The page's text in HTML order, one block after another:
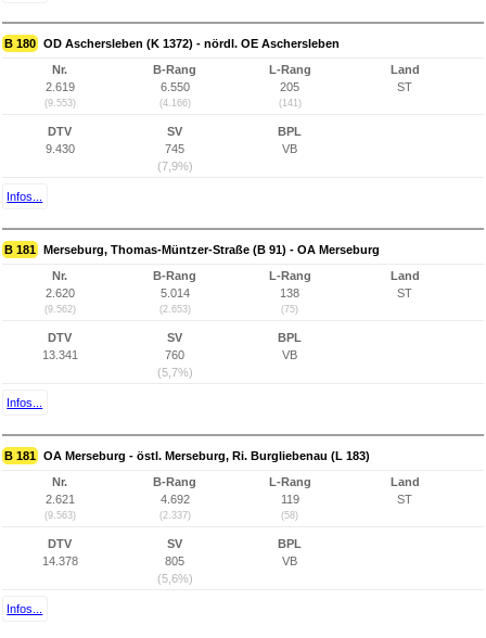
B 180 OD Aschersleben (K 1372) - nördl. OE Aschersleben
Nr.
2.619
(9.553)
B-Rang
6.550
(4.166)
L-Rang
205
(141)
Land
ST
DTV
9.430
SV
745
(7,9%)
BPL
VB
Infos...
B 181 Merseburg, Thomas-Müntzer-Straße (B 91) - OA Merseburg
Nr.
2.620
(9.562)
B-Rang
5.014
(2.653)
L-Rang
138
(75)
Land
ST
DTV
13.341
SV
760
(5,7%)
BPL
VB
Infos...
B 181 OA Merseburg - östl. Merseburg, Ri. Burgliebenau (L 183)
Nr.
2.621
(9.563)
B-Rang
4.692
(2.337)
L-Rang
119
(58)
Land
ST
DTV
14.378
SV
805
(5,6%)
BPL
VB
Infos...